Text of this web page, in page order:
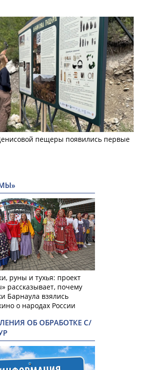
пещеры появились первые
руны и тухья: проект
рассказывает, почему
Барнаула взялись
о народах России
ОБ ОБРАБОТКЕ С/